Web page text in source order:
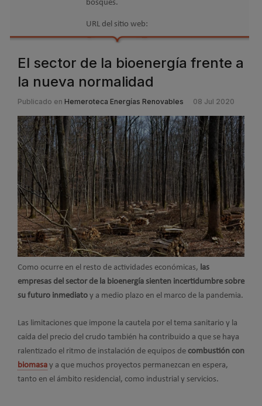
bosques.
URL del sitio web:
El sector de la bioenergía frente a
la nueva normalidad
Publicado en Hemeroteca Energías Renovables 08 Jul 2020
Como ocurre en el resto de actividades económicas, las
empresas del sector de la bioenergía sienten incertidumbre sobre
su futuro inmediato y a medio plazo en el marco de la pandemia.
Las limitaciones que impone la cautela por el tema sanitario y la
caída del precio del crudo también ha contribuido a que se haya
ralentizado el ritmo de instalación de equipos de combustión con
biomasa y a que muchos proyectos permanezcan en espera,
tanto en el ámbito residencial, como industrial y servicios.